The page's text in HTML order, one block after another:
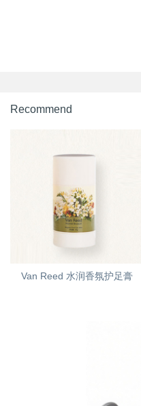
Recommend
Van Reed 水润香氛护足膏